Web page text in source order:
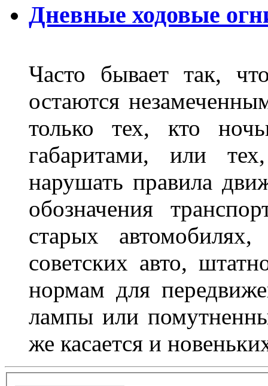
Дневные ходовые
Часто бывает так,
остаются
только тех, кто
габаритами, или
нарушать правила
обозначения
старых
советских авто,
нормам для
лампы или
же касается и